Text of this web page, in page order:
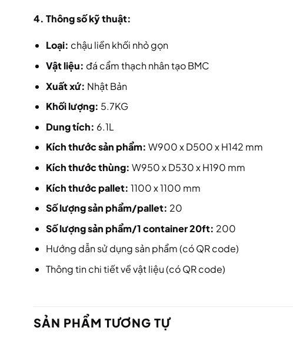
4. Thông số kỹ thuật:
Loại: chậu liền khối nhỏ gọn
Vật liệu: đá cẩm thạch nhân tạo BMC
Xuất xứ: Nhật Bản
Khối lượng: 5.7KG
Dung tích: 6.1L
Kích thước sản phẩm: W900 x D500 x H142 mm
Kích thước thùng: W950 x D530 x H190 mm
Kích thước pallet: 1100 x 1100 mm
Số lượng sản phẩm/pallet: 20
Số lượng sản phẩm/1 container 20ft: 200
Hướng dẫn sử dụng sản phẩm (có QR code)
Thông tin chi tiết về vật liệu (có QR code)
SẢN PHẨM TƯƠNG TỰ